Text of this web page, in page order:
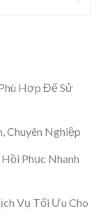
Hợp Để Sử
Chuyên Nghiệp
Phục Nhanh
Vụ Tối Ưu Cho